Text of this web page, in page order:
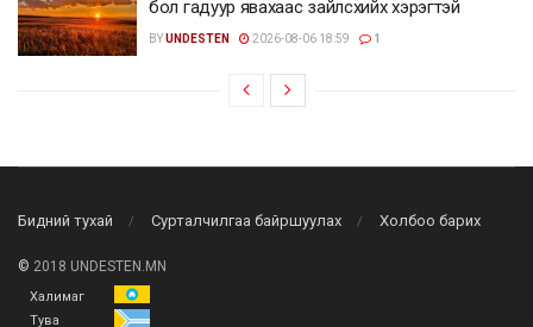
бол гадуур явахаас зайлсхийх хэрэгтэй
BYUNDESTEN 2026-08-06 18:59 1
Бидний тухай Сурталчилгаа байршуулах Холбоо барих
© 2018 UNDESTEN.MN
Халимаг
Тува